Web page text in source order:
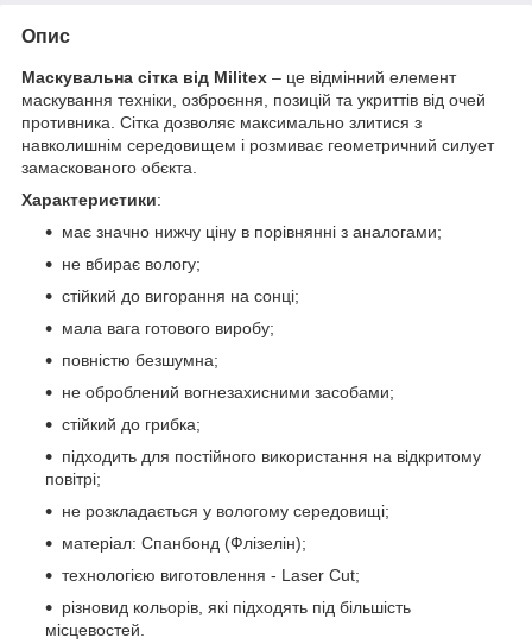
Опис
Маскувальна сітка від Militex – це відмінний елемент
маскування техніки, озброєння, позицій та укриттів від очей
противника. Сітка дозволяє максимально злитися з
навколишнім середовищем і розмиває геометричний силует
замаскованого обєкта.
Характеристики:
має значно нижчу ціну в порівнянні з аналогами;
не вбирає вологу;
стійкий до вигорання на сонці;
мала вага готового виробу;
повністю безшумна;
не оброблений вогнезахисними засобами;
стійкий до грибка;
підходить для постійного використання на відкритому
повітрі;
не розкладається у вологому середовищі;
матеріал: Спанбонд (Флізелін);
технологією виготовлення - Laser Cut;
різновид кольорів, які підходять під більшість
місцевостей.